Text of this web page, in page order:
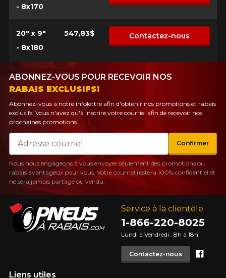
- 8x170
20" x 9"
- 8x180
547,83$ Contactez-nous
Service à la clientèle
1-866-220-8025
Lundi à Vendredi : 8h à 18h
Contactez-nous
Liens utiles
ABONNEZ-VOUS POUR RECEVOIR NOS
RABAIS EXCLUSIFS!
Abonnez-vous à notre infolettre afin d'obtenir nos promotions et rabais
exclusifs. Vous n'avez qu'à inscrire votre courriel afin de recevoir nos
prochaines promotions.
Courriel
Confirmer
Nous nous engageons à vous envoyer seulement des promotions ou
rabais avantageux pour vous. Votre courriel restera 100% confidentiel et
ne sera jamais partagé ou vendu.